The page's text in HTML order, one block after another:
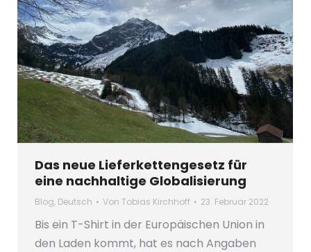
Das neue Lieferkettengesetz für
eine nachhaltige Globalisierung
Blog, Deutsch Von Tobias Kirchhoff 23. Februar 2022
Bis ein T-Shirt in der Europäischen Union in
den Laden kommt, hat es nach Angaben